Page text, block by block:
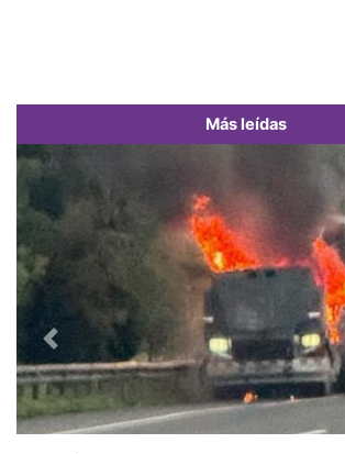
Más leídas
Previous